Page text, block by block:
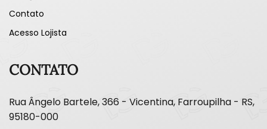
Contato
Acesso Lojista
CONTATO
Rua Ângelo Bartele, 366 - Vicentina, Farroupilha - RS,
95180-000